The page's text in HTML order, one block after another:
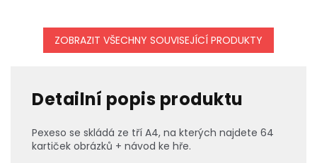
ZOBRAZIT VŠECHNY SOUVISEJÍCÍ PRODUKTY
Detailní popis produktu
Pexeso se skládá ze tří A4, na kterých najdete 64
kartiček obrázků + návod ke hře.